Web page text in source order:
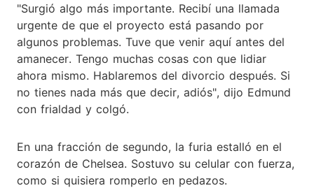
"Surgió algo más importante. Recibí una llamada
urgente de que el proyecto está pasando por
algunos problemas. Tuve que venir aquí antes del
amanecer. Tengo muchas cosas con que lidiar
ahora mismo. Hablaremos del divorcio después. Si
no tienes nada más que decir, adiós", dijo Edmund
con frialdad y colgó.
En una fracción de segundo, la furia estalló en el
corazón de Chelsea. Sostuvo su celular con fuerza,
como si quisiera romperlo en pedazos.